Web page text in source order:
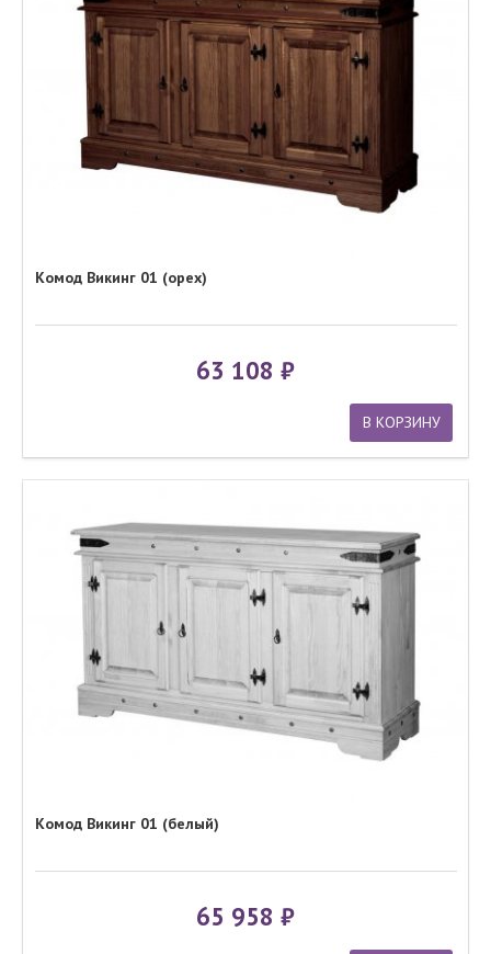
Комод Викинг 01 (орех)
63 108
В КОРЗИНУ
Комод Викинг 01 (белый)
65 958